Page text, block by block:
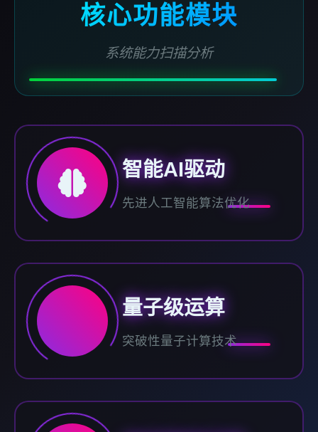
核心功能模块
系统能力扫描分析
智能AI驱动
先进人工智能算法优化
量子级运算
突破性量子计算技术